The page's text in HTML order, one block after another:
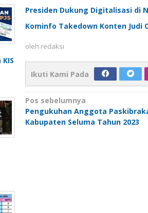
Presiden Dukung Digitalisasi di
Kominfo Takedown Konten Judi
oleh redaksi
Ikuti Kami Pada
Navigasi
pos
Pos sebelumnya
Pengukuhan Anggota
Kabupaten Seluma Tahun 2023